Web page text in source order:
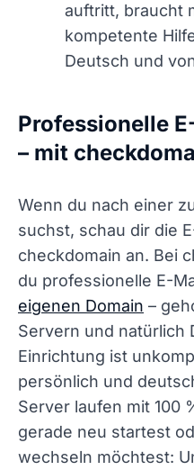
auftritt, braucht
kompetente
Deutsch und
Professionelle
– mit
Wenn du nach einer
suchst, schau dir die
checkdomain an. Bei
du professionelle E-
eigenen Domain –
Servern und natürlich
Einrichtung ist
persönlich und
Server laufen mit 100
gerade neu startest
wechseln möchtest: